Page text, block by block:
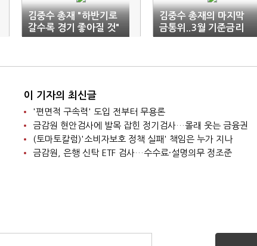
김중수 총재 "하반기로
갈수록 경기 좋아질 것"
김중수 총재의 마지막
금통위..3월 기준금리
동결
이 기자의 최신글
'편면적 구속력' 도입 전부터 무용론
금감원 현안검사에 발목 잡힌 정기검사…몰래 웃는 금융권
(토마토칼럼)'소비자보호 정책 실패' 책임은 누가 지나
금감원, 은행 신탁 ETF 검사…수수료·설명의무 정조준